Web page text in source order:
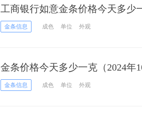
工商银行如意金条价格今天多少
金条信息 成色 单位 外观
金条价格今天多少一克（2024年
金条信息 成色 单位 外观